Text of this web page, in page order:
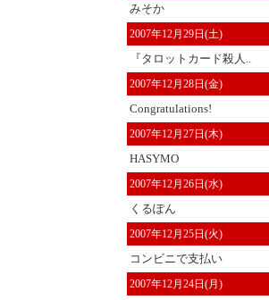
みそか
2007年12月29日(土)
『タロットカード殺人..
2007年12月28日(金)
Congratulations!
2007年12月27日(木)
HASYMO
2007年12月26日(水)
くるぽん
2007年12月25日(火)
コンビニで支払い
2007年12月24日(月)